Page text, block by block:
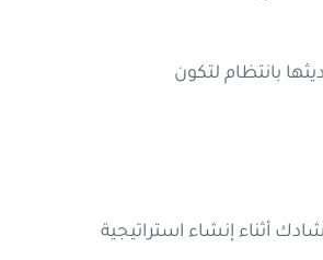
بانتظام لتكون
أثناء إنشاء استراتيجية